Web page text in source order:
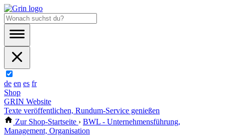
de en es fr
Shop
GRIN Website
Texte veröffentlichen, Rundum-Service genießen
Zur Shop-Startseite › BWL - Unternehmensführung,
Management, Organisation